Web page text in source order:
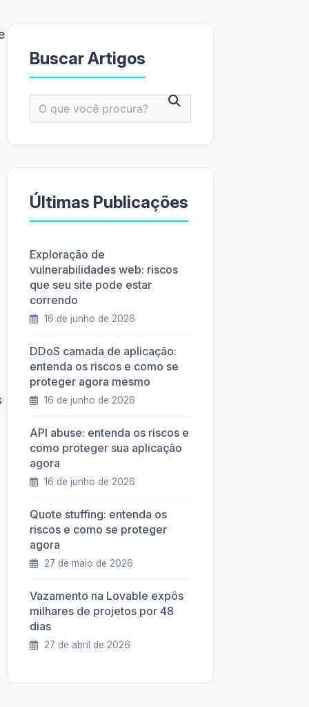
Buscar Artigos
por:
Últimas Publicações
Exploração de
vulnerabilidades web: riscos
que seu site pode estar
correndo
16 de junho de 2026
DDoS camada de aplicação:
entenda os riscos e como se
proteger agora mesmo
16 de junho de 2026
API abuse: entenda os riscos e
como proteger sua aplicação
agora
16 de junho de 2026
Quote stuffing: entenda os
riscos e como se proteger
agora
27 de maio de 2026
Vazamento na Lovable expôs
milhares de projetos por 48
dias
27 de abril de 2026